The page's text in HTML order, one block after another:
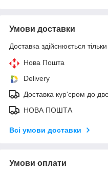
Умови доставки
Доставка здійснюється
Нова Пошта
Delivery
Доставка кур'єром до
НОВА ПОШТА
Всі умови доставки
Умови оплати